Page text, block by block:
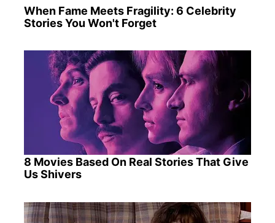
When Fame Meets Fragility: 6 Celebrity
Stories You Won't Forget
8 Movies Based On Real Stories That Give
Us Shivers